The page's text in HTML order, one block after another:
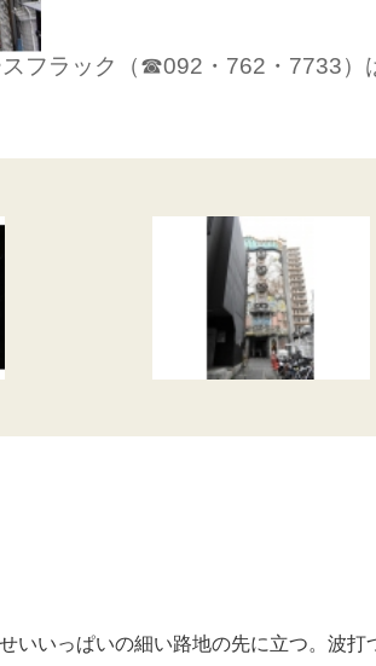
フラック（☎092・762・7733）
いいっぱいの細い路地の先に立つ。波打